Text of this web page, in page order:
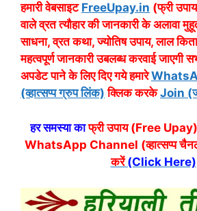
हमारी वेबसाइट FreeUpay.in (फ्री
वाले व्रत त्यौहार की जानकारी के अलावा
साधना, व्रत कथा, ज्योतिष उपाय, लाल
महत्वपूर्ण जानकारी उबलब्ध करवाई जाएगी
अपडेट पाने के लिए दिए गये हमारे
(व्हात्सप्प ग्रुप लिंक) क्लिक करकेJoin
हर समस्या काफ्री उपाय (Free Upay)
WhatsApp Channel (व्हात्सप्प
करें(Click Here)